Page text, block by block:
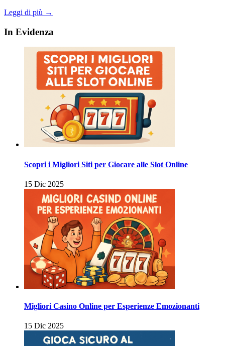
Leggi di più →
In Evidenza
Scopri i Migliori Siti per Giocare alle Slot Online
15 Dic 2025
Migliori Casino Online per Esperienze Emozionanti
15 Dic 2025